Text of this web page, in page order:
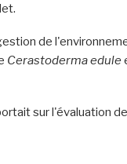
de
Cerastoderma edule
sur l'évaluation